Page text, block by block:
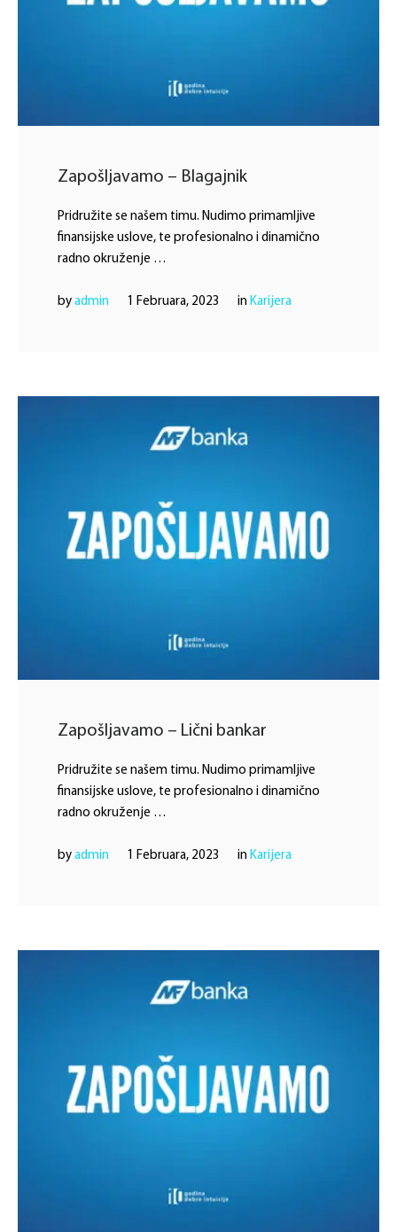
Zapošljavamo – Blagajnik
Pridružite se našem timu. Nudimo primamljive
finansijske uslove, te profesionalno i dinamično
radno okruženje …
by admin 1 Februara, 2023 in Karijera
Zapošljavamo – Lični bankar
Pridružite se našem timu. Nudimo primamljive
finansijske uslove, te profesionalno i dinamično
radno okruženje …
by admin 1 Februara, 2023 in Karijera